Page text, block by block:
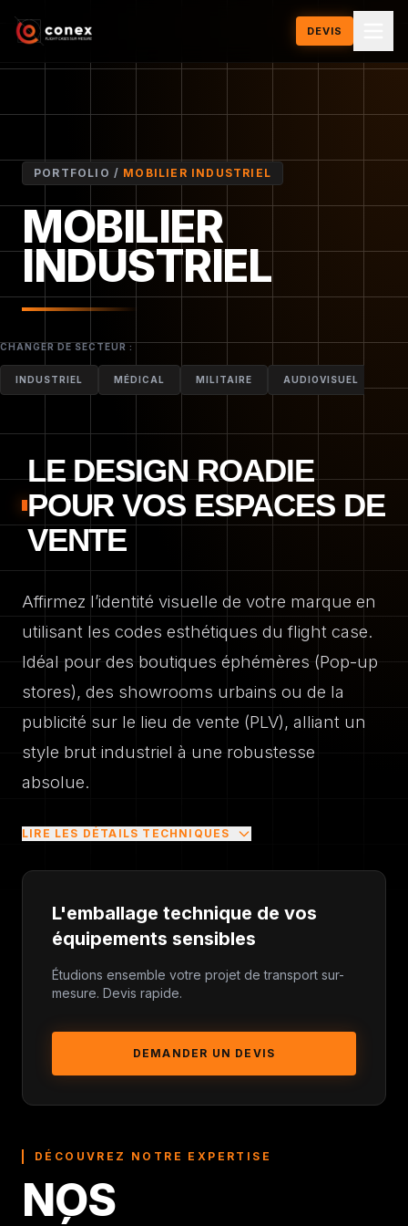
DEVIS
PORTFOLIO / MOBILIER INDUSTRIEL
MOBILIER
INDUSTRIEL
CHANGER DE SECTEUR :
INDUSTRIEL MÉDICAL MILITAIRE AUDIOVISUEL
LE DESIGN ROADIE
POUR VOS ESPACES DE
VENTE
Affirmez l’identité visuelle de votre marque en
utilisant les codes esthétiques du flight case.
Idéal pour des boutiques éphémères (Pop-up
stores), des showrooms urbains ou de la
publicité sur le lieu de vente (PLV), alliant un
style brut industriel à une robustesse
absolue.
LIRE LES DÉTAILS TECHNIQUES
flight
pop-up stores
roulettes industrielles
bureau d’études
L'emballage technique de vos
équipements sensibles
Étudions ensemble votre projet de transport sur-
mesure. Devis rapide.
DEMANDER UN DEVIS
DÉCOUVREZ NOTRE EXPERTISE
NOS
DEVIS POUR CE MODÈLE